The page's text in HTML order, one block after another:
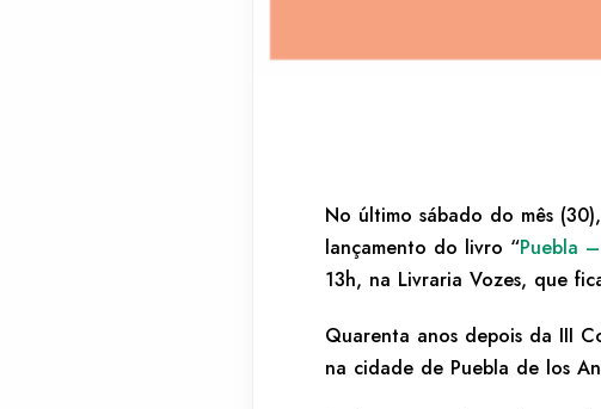
No último sábado do mês
lançamento do livro “Puebla
13h, na Livraria Vozes, que
Quarenta anos depois da III
na cidade de Puebla de los